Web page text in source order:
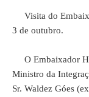
Visita do
3 de outubro.
O Embaixador
Ministro da
Sr. Waldez Góes